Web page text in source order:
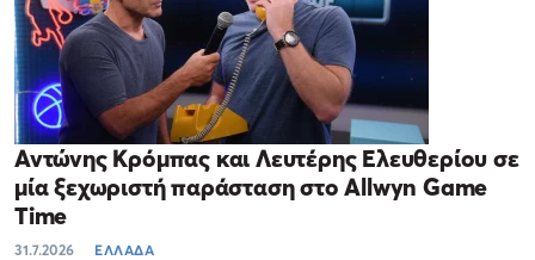
Αντώνης Κρόμπας και Λευτέρης Ελευθερίου σε
μία ξεχωριστή παράσταση στο Allwyn Game
Time
31.7.2026 ΕΛΛΑΔΑ